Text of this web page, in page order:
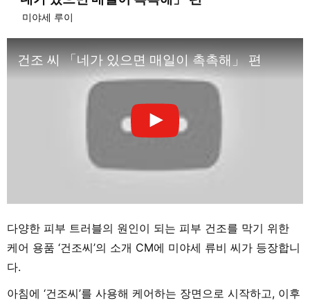
미야세 루이
건조 씨 「네가 있으면 매일이 촉촉해」 편
다양한 피부 트러블의 원인이 되는 피부 건조를 막기 위한
케어 용품 ‘건조씨’의 소개 CM에 미야세 류비 씨가 등장합니
다.
아침에 ‘건조씨’를 사용해 케어하는 장면으로 시작하고, 이후